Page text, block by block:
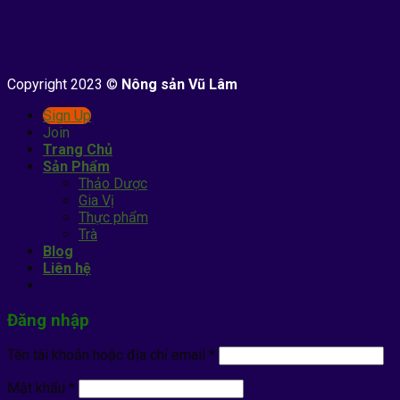
Copyright 2023 © Nông sản Vũ Lâm
Sign Up
Join
Trang Chủ
Sản Phẩm
Thảo Dược
Gia Vị
Thực phẩm
Trà
Blog
Liên hệ
Đăng nhập
Tên tài khoản hoặc địa chỉ email *
Mật khẩu *